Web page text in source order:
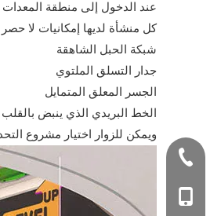
عند الدخول إلى منطقة المعدات
كل منشأة لديها إمكانيات لا حصر
شبكة الحبل الشاهقة
جدار التسلق الملتوي
الجسر المعلق المتمايل
الخط البريدي الذي ينبض بالقلب
ويمكن للزوار اختيار مشروع
+86-577-